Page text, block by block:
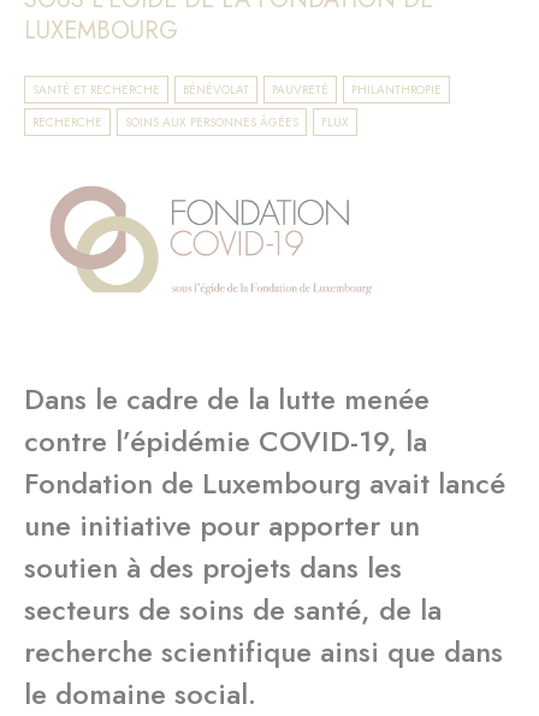
LUXEMBOURG
SANTÉ ET RECHERCHE BÉNÉVOLAT PAUVRETÉ
PHILANTHROPIE
RECHERCHE
SOINS AUX PERSONNES ÂGÉES FLUX
Dans le cadre de la lutte menée
contre l’épidémie COVID-19, la
Fondation de Luxembourg avait lancé
une initiative pour apporter un
soutien à des projets dans les
secteurs de soins de santé, de la
recherche scientifique ainsi que dans
le domaine social.